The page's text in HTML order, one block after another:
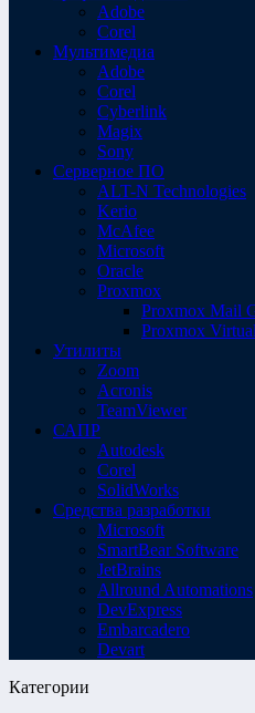
Adobe
Corel
Мультимедиа
Adobe
Corel
Cyberlink
Magix
Sony
Серверное ПО
ALT-N Technologies
Kerio
McAfee
Microsoft
Oracle
Proxmox
Proxmox Mail
Proxmox
Утилиты
Zoom
Acronis
TeamViewer
САПР
Autodesk
Corel
SolidWorks
Средства разработки
Microsoft
SmartBear Software
JetBrains
Allround Automations
DevExpress
Embarcadero
Devart
Категории